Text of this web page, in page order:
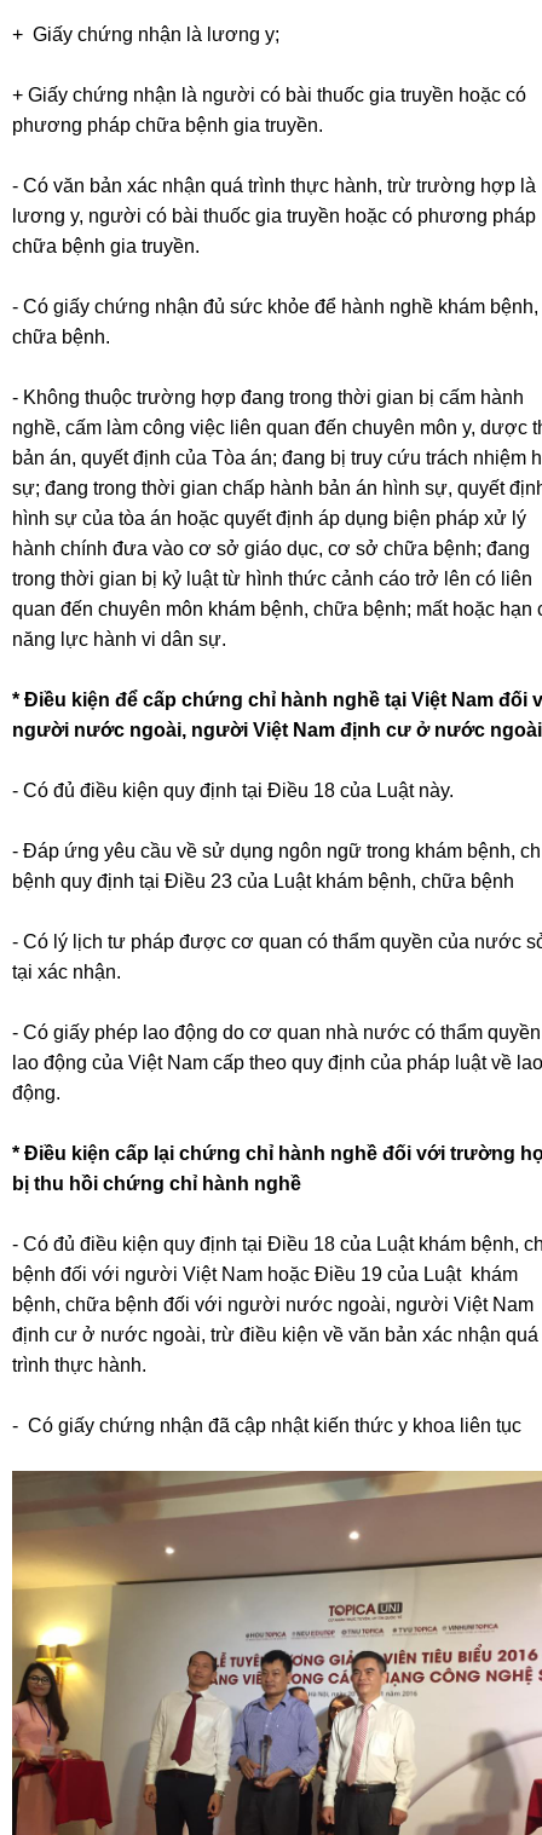
+ Giấy chứng nhận là lương y;
+ Giấy chứng nhận là người có bài thuốc gia truyền hoặc có
phương pháp chữa bệnh gia truyền.
- Có văn bản xác nhận quá trình thực hành, trừ trường hợp là
lương y, người có bài thuốc gia truyền hoặc có phương pháp
chữa bệnh gia truyền.
- Có giấy chứng nhận đủ sức khỏe để hành nghề khám bệnh,
chữa bệnh.
- Không thuộc trường hợp đang trong thời gian bị cấm hành
nghề, cấm làm công việc liên quan đến chuyên môn y, dược
bản án, quyết định của Tòa án; đang bị truy cứu trách nhiệm
sự; đang trong thời gian chấp hành bản án hình sự, quyết
hình sự của tòa án hoặc quyết định áp dụng biện pháp xử lý
hành chính đưa vào cơ sở giáo dục, cơ sở chữa bệnh; đang
trong thời gian bị kỷ luật từ hình thức cảnh cáo trở lên có liên
quan đến chuyên môn khám bệnh, chữa bệnh; mất hoặc hạn
năng lực hành vi dân sự.
* Điều kiện để cấp chứng chỉ hành nghề tại Việt Nam đối
người nước ngoài, người Việt Nam định cư ở nước ngoài
- Có đủ điều kiện quy định tại Điều 18 của Luật này.
- Đáp ứng yêu cầu về sử dụng ngôn ngữ trong khám bệnh,
bệnh quy định tại Điều 23 của Luật khám bệnh, chữa bệnh
- Có lý lịch tư pháp được cơ quan có thẩm quyền của nước
tại xác nhận.
- Có giấy phép lao động do cơ quan nhà nước có thẩm
lao động của Việt Nam cấp theo quy định của pháp luật về lao
động.
* Điều kiện cấp lại chứng chỉ hành nghề đối với trường
bị thu hồi chứng chỉ hành nghề
- Có đủ điều kiện quy định tại Điều 18 của Luật khám bệnh,
bệnh đối với người Việt Nam hoặc Điều 19 của Luật khám
bệnh, chữa bệnh đối với người nước ngoài, người Việt Nam
định cư ở nước ngoài, trừ điều kiện về văn bản xác nhận quá
trình thực hành.
- Có giấy chứng nhận đã cập nhật kiến thức y khoa liên tục